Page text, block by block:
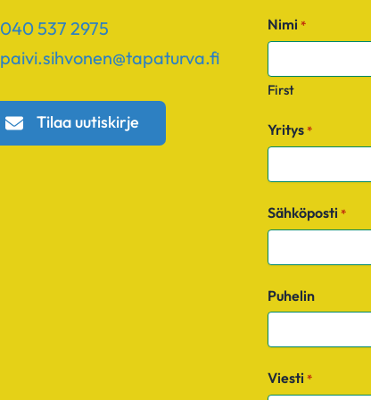
040 537 2975
paivi.sihvonen​@tapaturva.fi
Tilaa uutiskirje
Nimi *
First
Yritys *
Sähköposti *
Puhelin
Viesti *